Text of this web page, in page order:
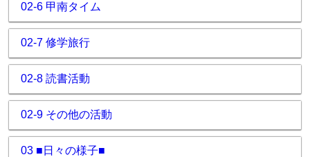
02-6 甲南タイム
02-7 修学旅行
02-8 読書活動
02-9 その他の活動
03 ■日々の様子■